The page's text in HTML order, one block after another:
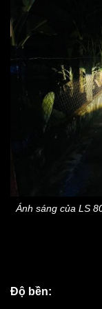
Ánh sáng của LS
Độ bền: